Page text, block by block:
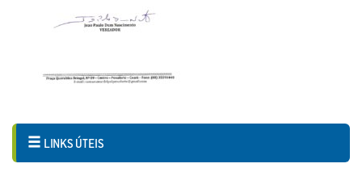
LINKS ÚTEIS